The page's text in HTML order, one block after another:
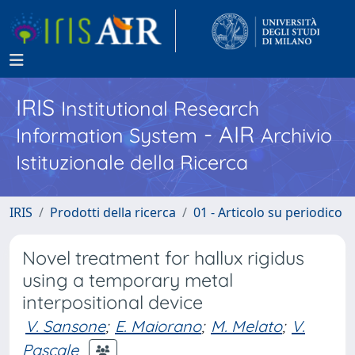
IRISInstitutional Research
Information System - AIR Archivio
Istituzionale della Ricerca
IRIS Prodotti della ricerca 01 - Articolo su periodico
Novel treatment for hallux rigidus
using a temporary metal
interpositional device
V. Sansone; E. Maiorano; M. Melato; V.
Pascale